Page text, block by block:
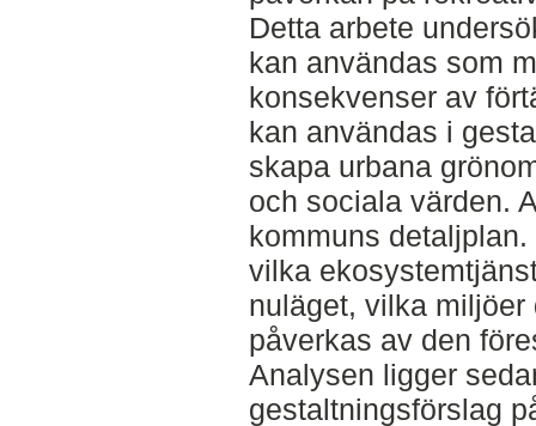
Detta arbete
kan användas som
konsekvenser av
kan användas i
skapa urbana
och sociala värden.
kommuns
vilka
nuläget, vilka
påverkas av den
Analysen ligger
gestaltningsförslag